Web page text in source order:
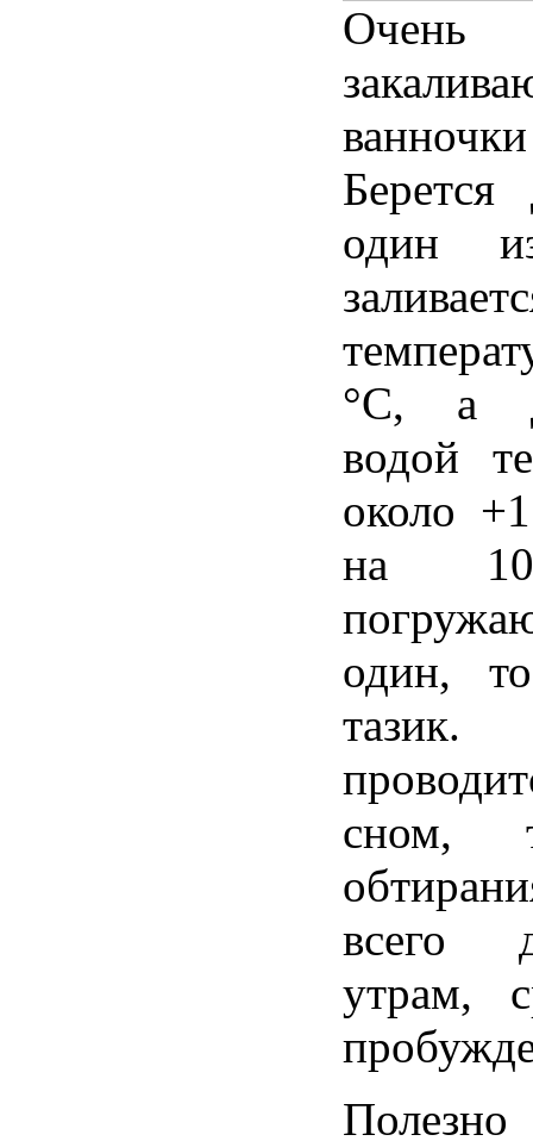
Очень
Берется
один
°С, а
водой
около
на 10
один,
тазик.
сном,
всего
утрам,